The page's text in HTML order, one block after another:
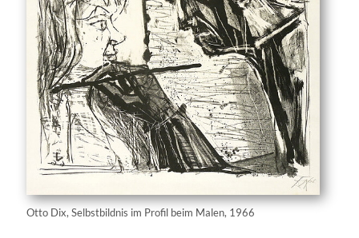
Otto Dix, Selbstbildnis im Profil beim Malen, 1966